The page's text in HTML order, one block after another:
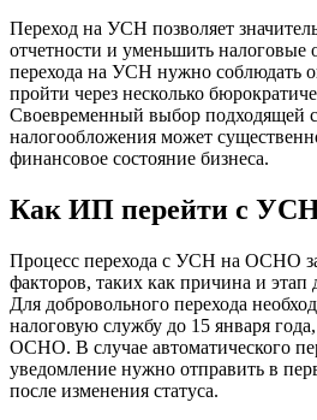
Переход на УСН позволяет
отчетности и уменьшить налоговые
перехода на УСН нужно соблюдать
пройти через несколько
Своевременный выбор подходящей
налогообложения может
финансовое состояние бизнеса.
Как ИП перейти с
Процесс перехода с УСН на ОСНО
факторов, таких как причина и этап
Для добровольного перехода
налоговую службу до 15 января
ОСНО. В случае автоматического
уведомление нужно отправить в
после изменения статуса.